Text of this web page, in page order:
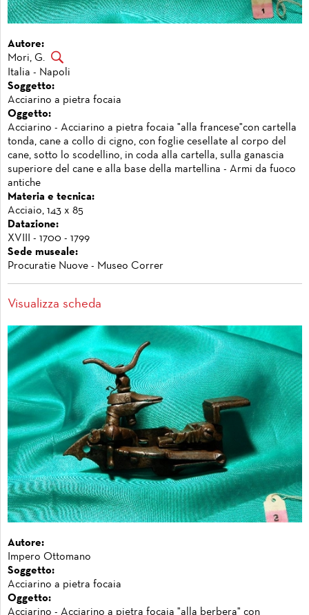
Autore:
Mori, G.
Italia - Napoli
Soggetto:
Acciarino a pietra focaia
Oggetto:
Acciarino - Acciarino a pietra focaia "alla francese"con cartella
tonda, cane a collo di cigno, con foglie cesellate al corpo del
cane, sotto lo scodellino, in coda alla cartella, sulla ganascia
superiore del cane e alla base della martellina - Armi da fuoco
antiche
Materia e tecnica:
Acciaio, 143 x 85
Datazione:
XVIII - 1700 - 1799
Sede museale:
Procuratie Nuove - Museo Correr
Visualizza scheda
Autore:
Impero Ottomano
Soggetto:
Acciarino a pietra focaia
Oggetto:
Acciarino - Acciarino a pietra focaia "alla berbera" con